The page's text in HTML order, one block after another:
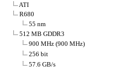
ATI
R680
55 nm
512 MB GDDR3
900 MHz (900 MHz)
256 bit
57.6 GB/s